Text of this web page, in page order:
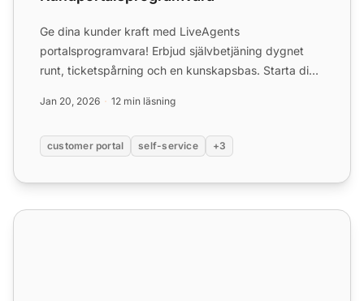
Ge dina kunder kraft med LiveAgents
portalsprogramvara! Erbjud självbetjäning dygnet
runt, ticketspårning och en kunskapsbas. Starta din
Jan 20, 2026 12 min läsning
customer portal self-service +3
Kunskapsbas funktioner